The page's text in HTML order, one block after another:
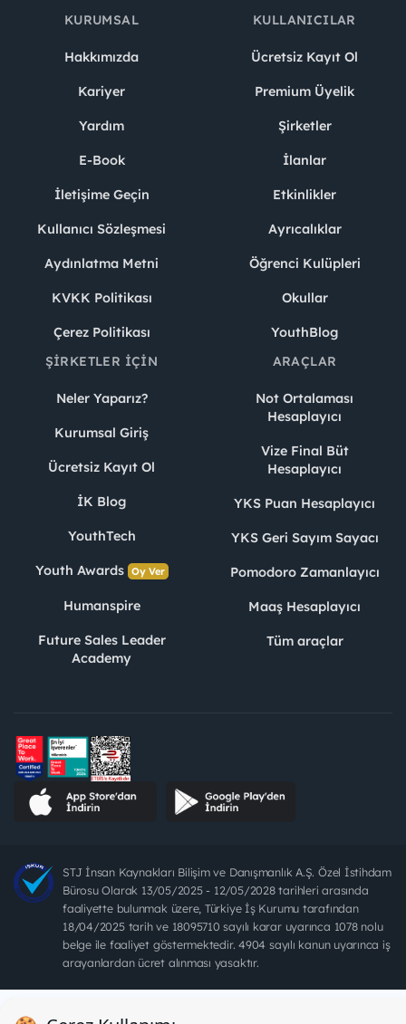
KURUMSAL
Hakkımızda
Kariyer
Yardım
E-Book
İletişime Geçin
Kullanıcı Sözleşmesi
Aydınlatma Metni
KVKK Politikası
Çerez Politikası
KULLANICILAR
Ücretsiz Kayıt Ol
Premium Üyelik
Şirketler
İlanlar
Etkinlikler
Ayrıcalıklar
Öğrenci Kulüpleri
Okullar
YouthBlog
ŞIRKETLER İÇIN
Neler Yaparız?
Kurumsal Giriş
Ücretsiz Kayıt Ol
İK Blog
YouthTech
Youth Awards Oy Ver
Humanspire
Future Sales Leader
Academy
ARAÇLAR
Not Ortalaması
Hesaplayıcı
Vize Final Büt
Hesaplayıcı
YKS Puan Hesaplayıcı
YKS Geri Sayım Sayacı
Pomodoro Zamanlayıcı
Maaş Hesaplayıcı
Tüm araçlar
STJ İnsan Kaynakları Bilişim ve Danışmanlık A.Ş. Özel İstihdam
Bürosu Olarak 13/05/2025 - 12/05/2028 tarihleri arasında
faaliyette bulunmak üzere, Türkiye İş Kurumu tarafından
18/04/2025 tarih ve 18095710 sayılı karar uyarınca 1078 nolu
belge ile faaliyet göstermektedir. 4904 sayılı kanun uyarınca iş
arayanlardan ücret alınması yasaktır.